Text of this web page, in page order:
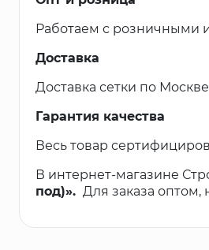
Работаем с розничными
Доставка
Доставка сетки по
Гарантия качества
Весь товар
В интернет-магазине
под)». Для заказа оптом,